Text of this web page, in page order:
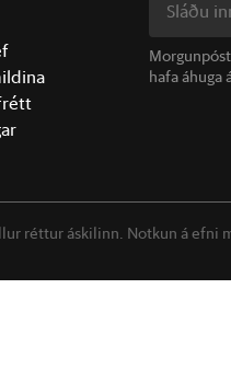
hafa
réttur áskilinn. Notkun á efni